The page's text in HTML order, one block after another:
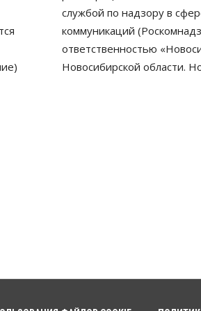
службой по надзору в
коммуникаций
ответственностью
Новосибирской области.